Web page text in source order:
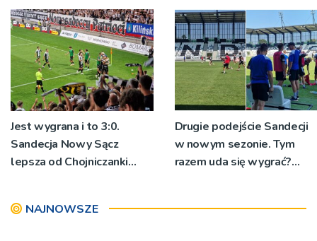
Jest wygrana i to 3:0.
Sandecja Nowy Sącz
lepsza od Chojniczanki
Drugie podejście Sandecji
w nowym sezonie. Tym
razem uda się wygrać?
NAJNOWSZE